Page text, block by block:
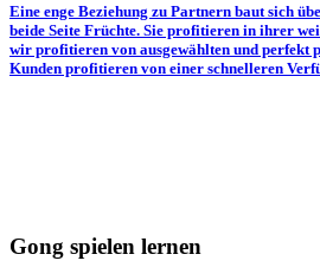
Eine enge Beziehung zu Partnern baut sich
beide Seite Früchte. Sie profitieren in ihrer
wir profitieren von ausgewählten und perfekt
Kunden profitieren von einer schnelleren
Gong spielen lernen